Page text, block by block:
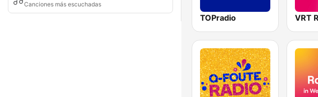
Canciones más escuchadas
TOPradio